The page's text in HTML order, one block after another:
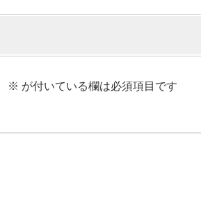
※ が付いている欄は必須項目です